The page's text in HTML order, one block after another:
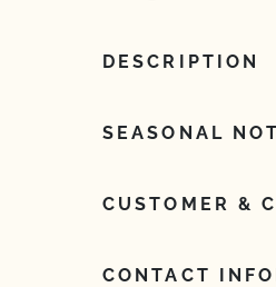
DESCRIPTION
SEASONAL
CUSTOMER &
CONTACT